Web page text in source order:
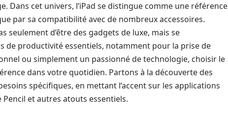
Dans cet univers, l’iPad se distingue comme une référence
par sa compatibilité avec de nombreux accessoires.
seulement d’être des gadgets de luxe, mais se
de productivité essentiels, notamment pour la prise de
ou simplement un passionné de technologie, choisir le
dans votre quotidien. Partons à la découverte des
spécifiques, en mettant l’accent sur les applications
et autres atouts essentiels.